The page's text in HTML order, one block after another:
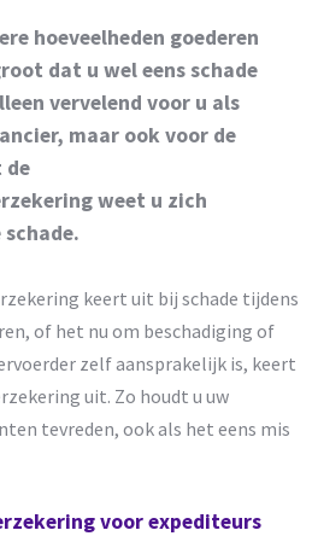
hoeveelheden goederen
dat u wel eens schade
vervelend voor u als
maar ook voor de
de
weet u zich
keert uit bij schade tijdens
of het nu om beschadiging of
zelf aansprakelijk is, keert
uit. Zo houdt u uw
tevreden, ook als het eens mis
voor expediteurs